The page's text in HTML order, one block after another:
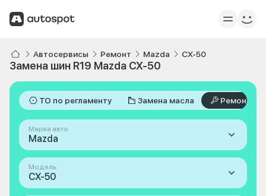
Автосервисы Ремонт Mazda CX-50
Замена шин R19 Mazda CX-50
ТО по регламенту Замена масла Ремонт
Марка авто
Mazda
Модель
CX-50